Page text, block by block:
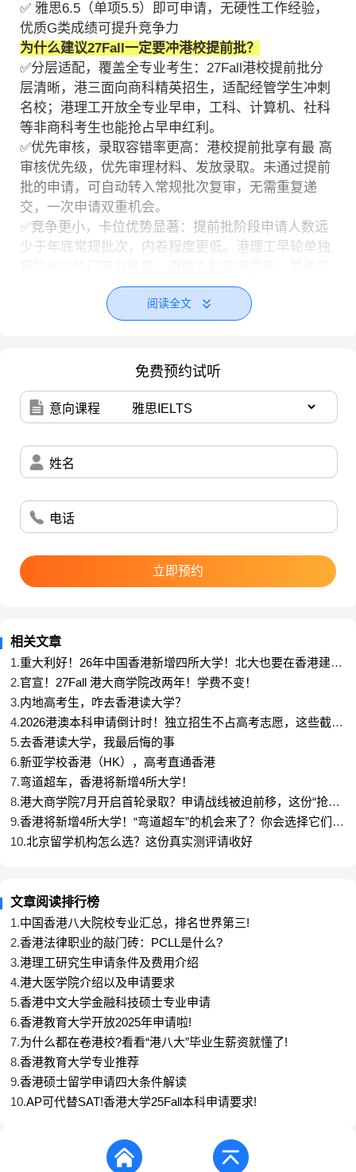
✅ 雅思6.5（单项5.5）即可申请，无硬性工作经验，
优质G类成绩可提升竞争力
为什么建议27Fall一定要冲港校提前批？
✅分层适配，覆盖全专业考生：27Fall港校提前批分
层清晰，港三面向商科精英招生，适配经管学生冲刺
名校；港理工开放全专业早申，工科、计算机、社科
等非商科考生也能抢占早申红利。
✅优先审核，录取容错率更高：港校提前批享有最 高
审核优先级，优先审理材料、发放录取。未通过提前
批的申请，可自动转入常规批次复审，无需重复递
交，一次申请双重机会。
✅竞争更小，卡位优势显著：提前批阶段申请人数远
少于年底常规批次，内卷程度更低。港理工早轮单独
早占位，上岸优势远超后期申请。
新航道北京学校前程留学
京前程留学，依托成熟的英研飞跃计划
每一位冲刺港校的学子提供系统化、个性化的全流程
支持。
我们做的，是帮你把“优 秀”转化为“被看见”。
从港大、港中文到港科技，我们深度研究各校录取偏
力分析，让你的选校定位有理有据。更通过多轮文书
头脑风暴
我们关注的，不只是申请结果，更是你的长期发展。
服务全程融入职业胜任力评估和简历模拟演练，将留
还是社科，我们都帮你梳理“学什么—怎么学—学完去
哪”的完整逻辑，让留学选择服务于人生规划。
我们懂你的焦虑，更懂如何化解焦虑。
申请季压力难免，项目特色中包含心理韧性培养与情
绪疏导支持，帮助你保持稳定状态，从容应对每一环
节。全流程采用信息化系统管理
视，你只需专注提升自己，其余交给我们。
新航道香港留学->>点击官方在线咨询<<
电话：400-900-9767
阅读全文
免费预约试听
意向课程
姓名
电话
立即预约
相关文章
1.重大利好！26年中国香港新增四所大学！北大也要在香港建校
2.官宣！27Fall 港大商学院改两年！学费不变！
3.内地高考生，咋去香港读大学？
4.2026港澳本科申请倒计时！独立招生不占高考志愿，这些截止
时间千万别错过
5.去香港读大学，我最后悔的事
6.新亚学校香港（HK），高考直通香港
7.弯道超车，香港将新增4所大学！
8.港大商学院7月开启首轮录取？申请战线被迫前移，这份“抢跑”
时间轴请收好！
9.香港将新增4所大学！“弯道超车”的机会来了？你会选择它们
吗？
10.北京留学机构怎么选？这份真实测评请收好
文章阅读排行榜
1.中国香港八大院校专业汇总，排名世界第三!
2.香港法律职业的敲门砖：PCLL是什么?
3.港理工研究生申请条件及费用介绍
4.港大医学院介绍以及申请要求
5.香港中文大学金融科技硕士专业申请
6.香港教育大学开放2025年申请啦!
7.为什么都在卷港校?看看“港八大”毕业生薪资就懂了!
8.香港教育大学专业推荐
9.香港硕士留学申请四大条件解读
10.AP可代替SAT!香港大学25Fall本科申请要求!